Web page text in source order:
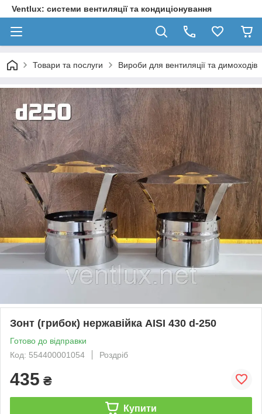
Ventlux: системи вентиляції та кондиціонування
Товари та послуги Вироби для вентиляції та димоходів
Зонт (грибок) нержавійка AISI 430 d-250
Готово до відправки
Код: 554400001054
Роздріб
435 ₴
Купити